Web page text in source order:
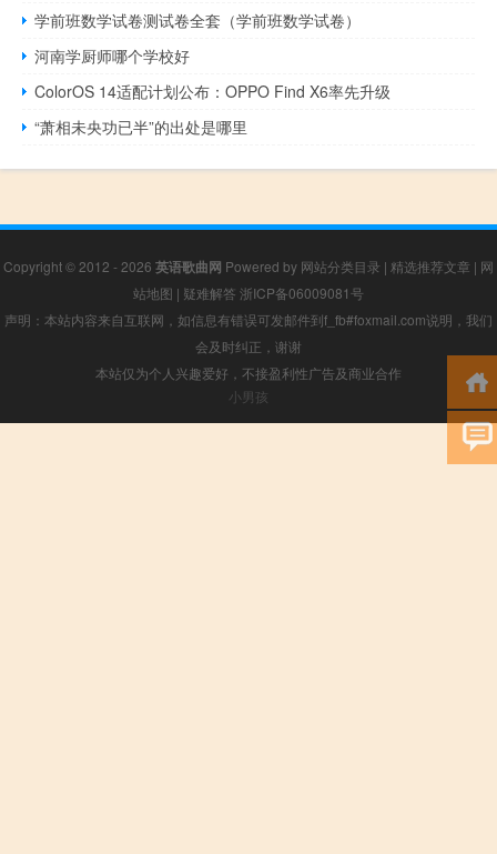
学前班数学试卷测试卷全套（学前班数学试卷）
河南学厨师哪个学校好
ColorOS 14适配计划公布：OPPO Find X6率先升级
“萧相未央功已半”的出处是哪里
Copyright © 2012 - 2026 英语歌曲网 Powered by 网站分类目录 | 精选推荐文章 | 网
站地图 | 疑难解答 浙ICP备06009081号
声明：本站内容来自互联网，如信息有错误可发邮件到f_fb#foxmail.com说明，我们
会及时纠正，谢谢
本站仅为个人兴趣爱好，不接盈利性广告及商业合作
小男孩